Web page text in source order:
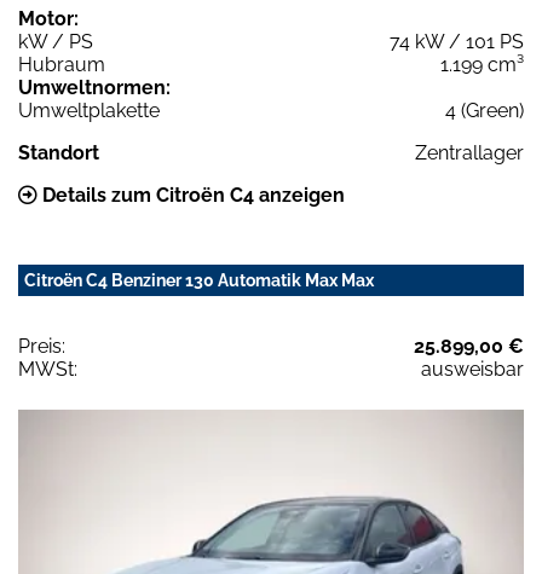
Motor:
kW / PS
74 kW / 101 PS
Hubraum
1.199 cm³
Umweltnormen:
Umweltplakette
4 (Green)
Standort
Zentrallager
Details zum Citroën C4 anzeigen
Citroën C4 Benziner 130 Automatik Max Max
Preis:
25.899,00 €
MWSt:
ausweisbar